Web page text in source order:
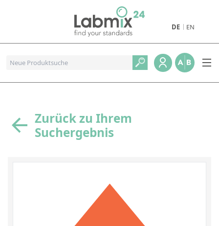
DE EN
Referenzstandards für die Industrie und Geologie
Referenzstandards für die Umweltanalytik
Referenzstandards für physikalische Eigenschaften
Organische Referenzstandards
Anorganische Referenzstandards
Zurück zu Ihrem
Suchergebnis